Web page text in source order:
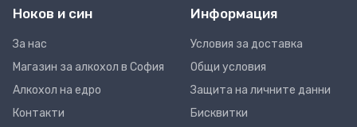
Ноков и син
За нас
Магазин за алкохол в София
Алкохол на едро
Контакти
Информация
Условия за доставка
Общи условия
Защита на личните данни
Бисквитки